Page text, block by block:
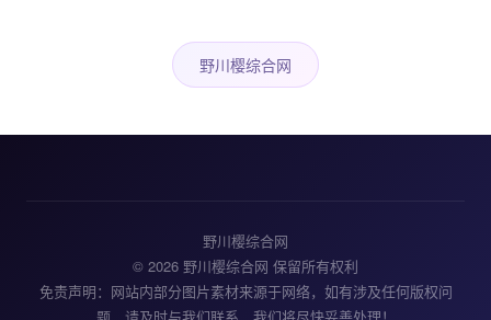
野川樱综合网
野川樱综合网
© 2026 野川樱综合网 保留所有权利
免责声明：网站内部分图片素材来源于网络，如有涉及任何版权问